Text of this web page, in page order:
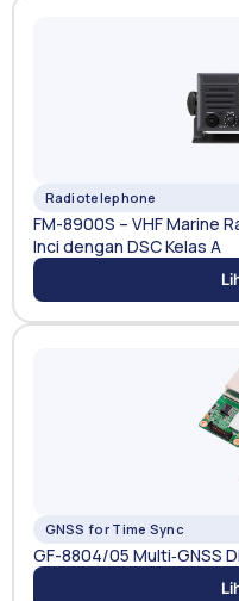
Radiotelephone
FM-8900S – VHF Marine
Inci dengan DSC Kelas A
GNSS for Time Sync
GF-8804/05 Multi‑GNSS